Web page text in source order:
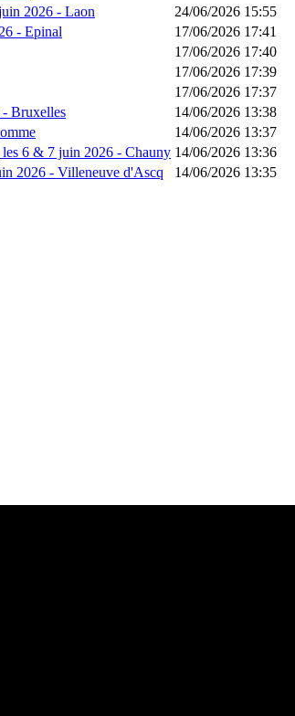
2026 - Laon
24/06/2026 15:55
- Epinal
17/06/2026 17:41
17/06/2026 17:40
17/06/2026 17:39
17/06/2026 17:37
Bruxelles
14/06/2026 13:38
14/06/2026 13:37
6 & 7 juin 2026 - Chauny 14/06/2026 13:36
2026 - Villeneuve d'Ascq
14/06/2026 13:35